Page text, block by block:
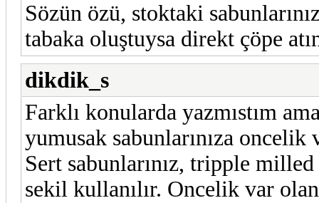
Sözün özü, stoktaki
tabaka oluştuysa direkt çöpe
dikdik_s
Farklı konularda yazmıstım
yumusak sabunlarınıza
Sert sabunlarınız, tripple
sekil kullanılır. Oncelik var